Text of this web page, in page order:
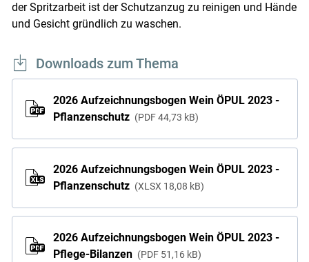
der Spritzarbeit ist der Schutzanzug zu reinigen und Hände
und Gesicht gründlich zu waschen.
Downloads zum Thema
2026 Aufzeichnungsbogen Wein ÖPUL 2023 -
Pflanzenschutz
PDF 44,73 kB
2026 Aufzeichnungsbogen Wein ÖPUL 2023 -
Pflanzenschutz
XLSX 18,08 kB
2026 Aufzeichnungsbogen Wein ÖPUL 2023 -
Pflege-Bilanzen
PDF 51,16 kB